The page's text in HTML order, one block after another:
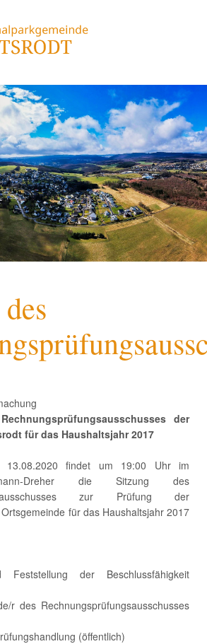
der
für das Haushaltsjahr 2017
13.08.2020 findet um 19:00 Uhr im
Dreher die Sitzung des
zur Prüfung der
für das Haushaltsjahr 2017
Feststellung der Beschlussfähigkeit
r des Rechnungsprüfungsausschusses
(öffentlich)